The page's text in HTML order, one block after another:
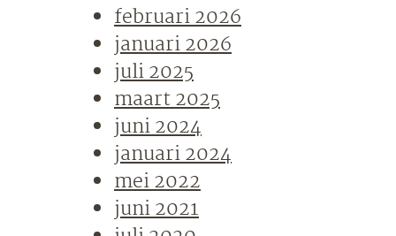
februari 2026
januari 2026
juli 2025
maart 2025
juni 2024
januari 2024
mei 2022
juni 2021